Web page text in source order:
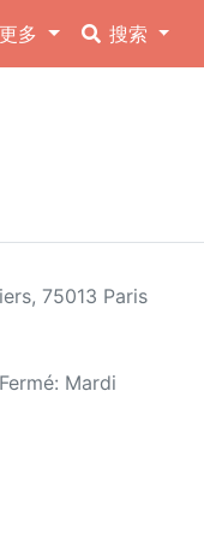
更多 搜索
75013 Paris
Mardi